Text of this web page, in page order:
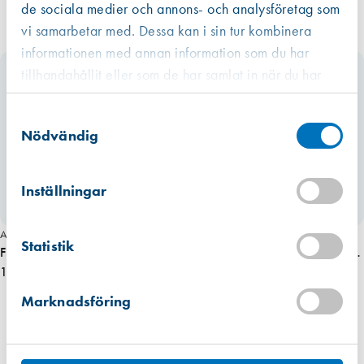
de sociala medier och annons- och analysföretag som
vi samarbetar med. Dessa kan i sin tur kombinera
informationen med annan information som du har
tillhandahållit eller som de har samlat in när du har
använt deras tjänster.
Nödvändig
Inställningar
Statistik
Marknadsföring
Art. nr 2116
Fix 4285 Underläggsbricka Krom
140,00 kr
Fix 850 handtagspärr automatisk,
Finns i lager (40 st)
Finns i lager (52 st)
Hitta hit
Hitta hit